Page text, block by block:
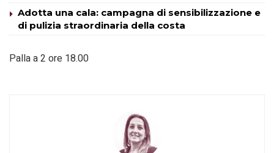
Adotta una cala: campagna di sensibilizzazione e
di pulizia straordinaria della costa
Palla a 2 ore 18.00